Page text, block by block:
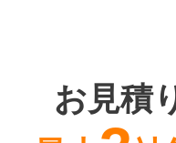
お見積